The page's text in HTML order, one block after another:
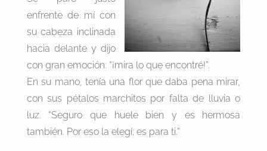
enfrente de mí con
su cabeza inclinada
hacia delante y dijo
con gran emoción: “¡mira lo que encontré!”.
En su mano, tenía una flor que daba pena mirar,
con sus pétalos marchitos por falta de lluvia o
luz. “Seguro que huele bien y es hermosa
también. Por eso la elegí; es para ti.”